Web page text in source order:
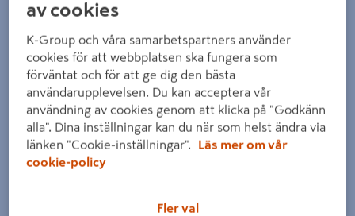
av cookies
K-Group och våra samarbetspartners använder
cookies för att webbplatsen ska fungera som
förväntat och för att ge dig den bästa
användarupplevelsen. Du kan acceptera vår
användning av cookies genom att klicka på "Godkänn
alla". Dina inställningar kan du när som helst ändra via
länken "Cookie-inställningar".
Läs mer om vår
cookie-policy
Fler val